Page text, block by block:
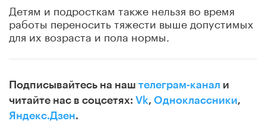
Детям и подросткам также нельзя во время
работы переносить тяжести выше допустимых
для их возраста и пола нормы.
Подписывайтесь на наш телеграм-канал и
читайте нас в соцсетях: Vk, Одноклассники,
Яндекс.Дзен.